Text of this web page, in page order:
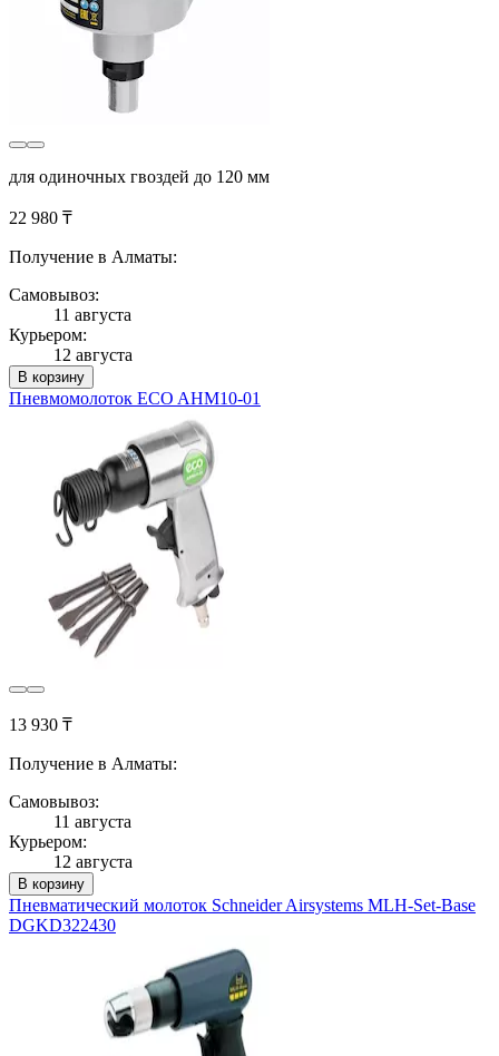
для одиночных гвоздей до 120 мм
22 980 ₸
Получение в Алматы:
Самовывоз:
11 августа
Курьером:
12 августа
В корзину
Пневмомолоток ECO AHM10-01
13 930 ₸
Получение в Алматы:
Самовывоз:
11 августа
Курьером:
12 августа
В корзину
Пневматический молоток Schneider Airsystems MLH-Set-Base
DGKD322430